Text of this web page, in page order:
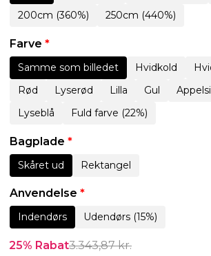
200cm (360%)
250cm (440%)
Farve *
Samme som billedet Hvidkold
Rød
Lyserød Lilla Gul
Lyseblå
Fuld farve (22%)
Bagplade *
Skåret ud Rektangel
Anvendelse *
Indendørs Udendørs (15%)
25% Rabat3.343,87kr.